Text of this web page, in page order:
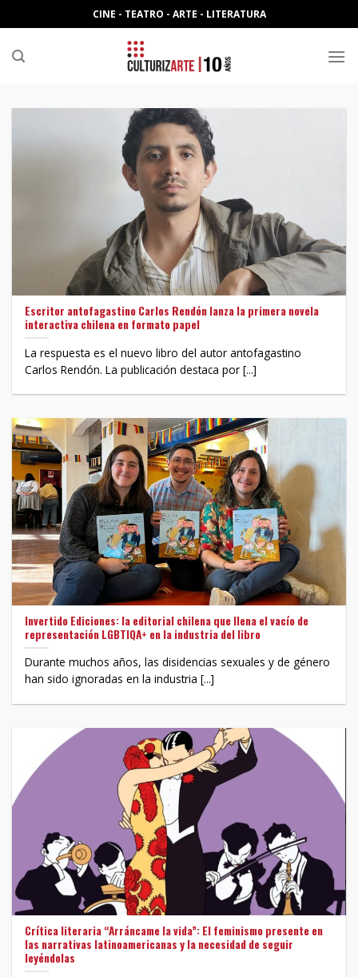
to
content
CINE - TEATRO - ARTE - LITERATURA
Escritor antofagastino Carlos Rendón lanza la primera novela
interactiva chilena en formato papel
La respuesta es el nuevo libro del autor antofagastino
Carlos Rendón. La publicación destaca por [...]
Invertido Ediciones: la editorial chilena que llena el vacío de
representación LGBTIQA+ en la industria del libro
Durante muchos años, las disidencias sexuales y de género
han sido ignoradas en la industria [...]
Crítica literaria “Arráncame la vida”: El feminismo presente en
las narrativas latinoamericanas y la necesidad de seguir
leyéndolas